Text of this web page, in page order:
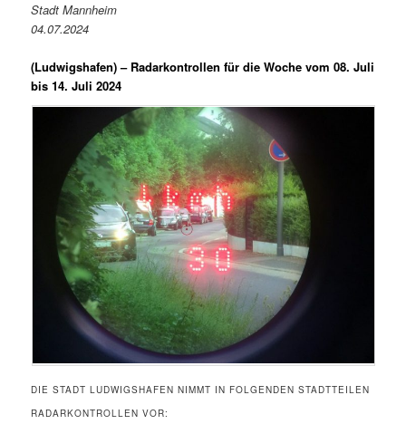
Stadt Mannheim
04.07.2024
(Ludwigshafen) – Radarkontrollen für die Woche vom 08. Juli
bis 14. Juli 2024
DIE STADT LUDWIGSHAFEN NIMMT IN FOLGENDEN STADTTEILEN
RADARKONTROLLEN VOR: